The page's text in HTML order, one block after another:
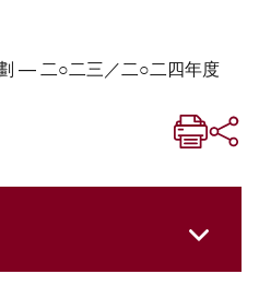
— 二○二三／二○二四年度